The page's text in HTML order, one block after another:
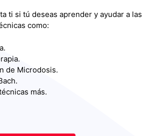
ti si tú deseas aprender y ayudar a las
como:
de Microdosis.
más.